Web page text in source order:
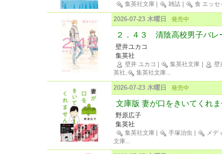
集英社文庫 雑誌 食 エッセ
2026-07-23 木曜日 発売中
２．４３ 清陰高校男子バ
壁井ユカコ
集英社
壁井 ユカコ 集英社文庫
壁
英社,
集英社文庫...
2026-07-23 木曜日 発売中
文庫版 妻が口をきいてくれ
野原広子
集英社
集英社文庫 手塚治虫
メデ
文庫...